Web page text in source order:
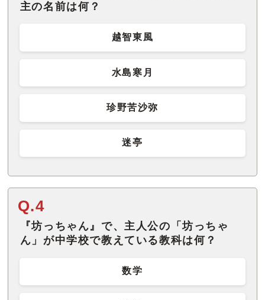
主の名前は何？
越智東風
水島寒月
珍野苦沙弥
迷亭
Q.4
『坊っちゃん』で、主人公の「坊っちゃ
ん」が中学校で教えている教科は何？
数学